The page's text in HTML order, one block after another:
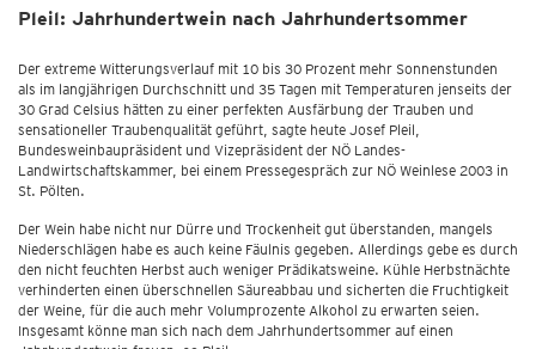
Pleil: Jahrhundertwein nach Jahrhundertsommer
Der extreme Witterungsverlauf mit 10 bis 30 Prozent mehr Sonnenstunden
als im langjährigen Durchschnitt und 35 Tagen mit Temperaturen jenseits der
30 Grad Celsius hätten zu einer perfekten Ausfärbung der Trauben und
sensationeller Traubenqualität geführt, sagte heute Josef Pleil,
Bundesweinbaupräsident und Vizepräsident der NÖ Landes-
Landwirtschaftskammer, bei einem Pressegespräch zur NÖ Weinlese 2003 in
St. Pölten.
Der Wein habe nicht nur Dürre und Trockenheit gut überstanden, mangels
Niederschlägen habe es auch keine Fäulnis gegeben. Allerdings gebe es durch
den nicht feuchten Herbst auch weniger Prädikatsweine. Kühle Herbstnächte
verhinderten einen überschnellen Säureabbau und sicherten die Fruchtigkeit
der Weine, für die auch mehr Volumprozente Alkohol zu erwarten seien.
Insgesamt könne man sich nach dem Jahrhundertsommer auf einen